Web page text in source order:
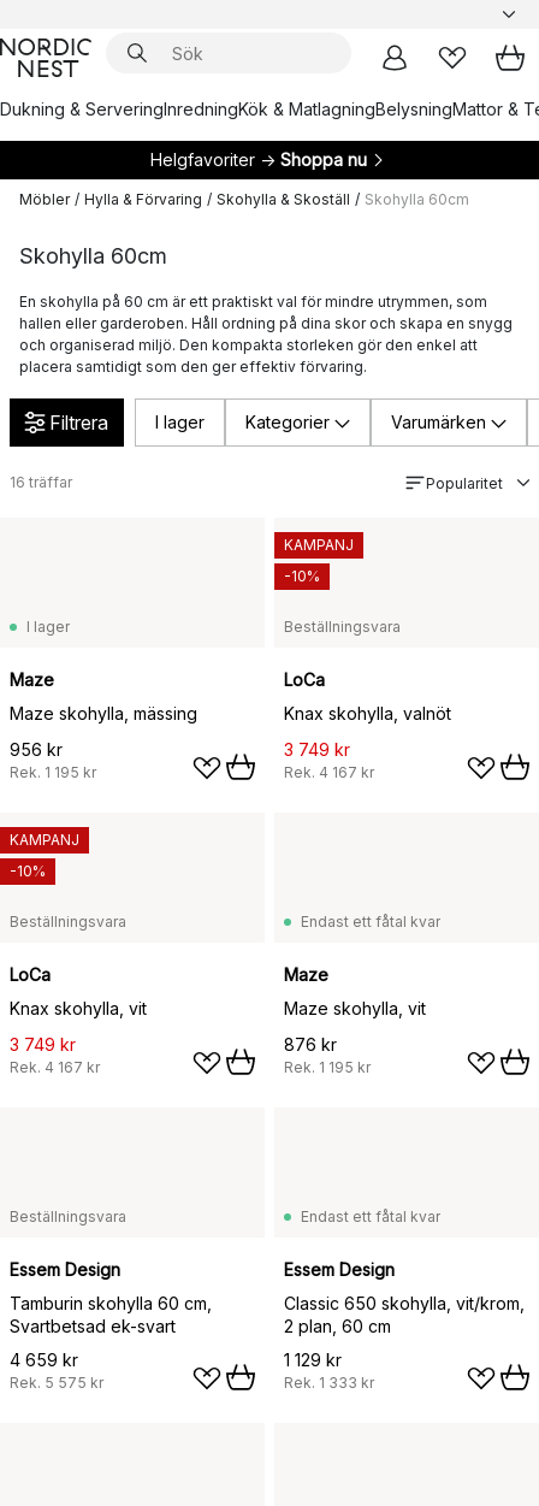
Dukning & ServeringInredningKök & MatlagningBelysningMattor &
Helgfavoriter → Shoppa nu
Möbler / Hylla & Förvaring / Skohylla & Skoställ / Skohylla 60cm
Skohylla 60cm
En skohylla på 60 cm är ett praktiskt val för mindre utrymmen, som
hallen eller garderoben. Håll ordning på dina skor och skapa en snygg
och organiserad miljö. Den kompakta storleken gör den enkel att
placera samtidigt som den ger effektiv förvaring.
Filtrera I lager Kategorier Varumärken
16 träffar Popularitet
I lager
Maze
Maze skohylla, mässing
956 kr
Rek. 1 195 kr
Beställningsvara
LoCa
Knax skohylla, valnöt
3 749 kr
Rek. 4 167 kr
KAMPANJ
-10%
Beställningsvara
LoCa
Knax skohylla, vit
3 749 kr
Rek. 4 167 kr
KAMPANJ
-10%
Endast ett fåtal kvar
Maze
Maze skohylla, vit
876 kr
Rek. 1 195 kr
Beställningsvara
Essem Design
Tamburin skohylla 60 cm,
Svartbetsad ek-svart
4 659 kr
Rek. 5 575 kr
Endast ett fåtal kvar
Essem Design
Classic 650 skohylla, vit/krom,
2 plan, 60 cm
1 129 kr
Rek. 1 333 kr